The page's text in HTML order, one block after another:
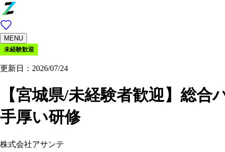
MENU
未経験歓迎
更新日：2026/07/24
【宮城県/未経験者歓迎】総
手厚い研修
株式会社アサンテ